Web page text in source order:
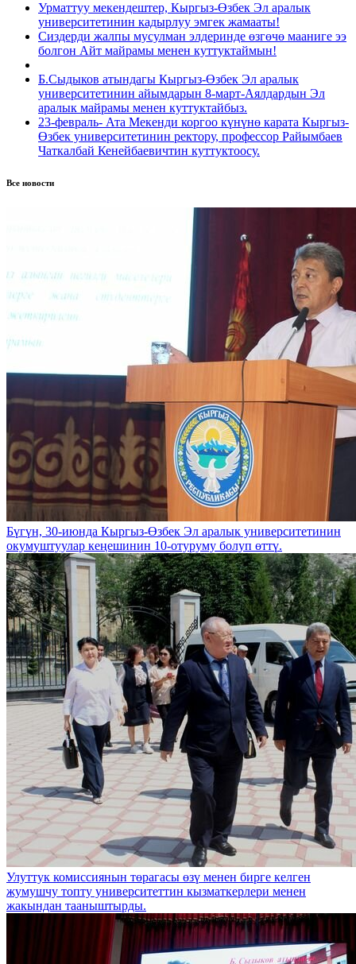
Урматтуу мекендештер, Кыргыз-Өзбек Эл аралык
университетинин кадырлуу эмгек жамааты!
Сиздерди жалпы мусулман элдеринде өзгөчө мааниге ээ
болгон Айт майрамы менен куттуктаймын!
Б.Сыдыков атындагы Кыргыз-Өзбек Эл аралык
университетинин айымдарын 8-март-Аялдардын Эл
аралык майрамы менен куттуктайбыз.
23-февраль- Ата Мекенди коргоо күнүнө карата Кыргыз-
Өзбек университетинин ректору, профессор Райымбаев
Чаткалбай Кенейбаевичтин куттуктоосу.
Все новости
Бүгүн, 30-июнда Кыргыз-Өзбек Эл аралык университетинин
окумуштуулар кеңешинин 10-отуруму болуп өттү.
Улуттук комиссиянын төрагасы өзү менен бирге келген
жумушчу топту университеттин кызматкерлери менен
жакындан тааныштырды.